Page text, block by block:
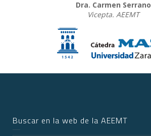
Dra. Carmen Serrano
Vicepta. AEEMT
Buscar en la web de la AEEMT